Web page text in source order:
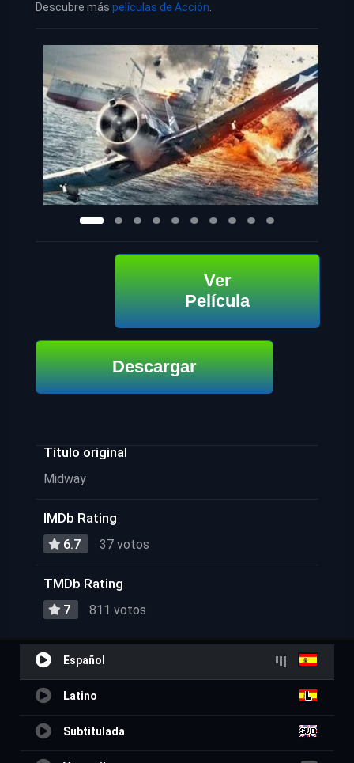
Descubre más películas de Acción
Ver
Película
Descargar
Título original
Midway
IMDb Rating
6.7 37 votos
TMDb Rating
7 811 votos
Español
Latino
Subtitulada